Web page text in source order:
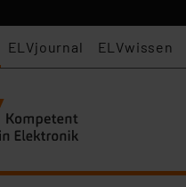
ELVjournal ELVwissen